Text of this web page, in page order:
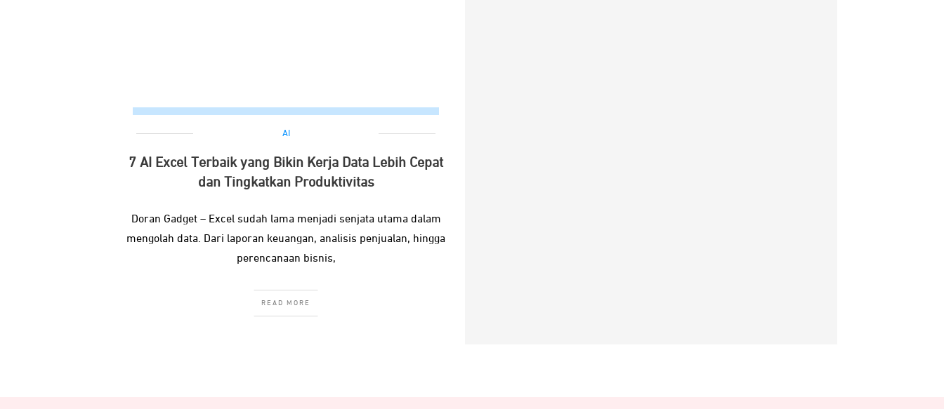
AI
7 AI Excel Terbaik yang Bikin Kerja Data Lebih Cepat
dan Tingkatkan Produktivitas
Doran Gadget – Excel sudah lama menjadi senjata utama dalam
mengolah data. Dari laporan keuangan, analisis penjualan, hingga
perencanaan bisnis,
READ MORE